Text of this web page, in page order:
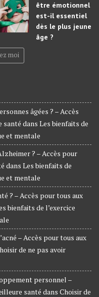
être émotionnel
est-il essentiel
dès le plus jeune
âge ?
moi
âgées ? – Accès
santé dans Les bienfaits de
et mentale
? – Accès pour
dans Les bienfaits de
et mentale
? – Accès pour tous aux
bienfaits de l’exercice
– Accès pour tous aux
de ne pas avoir
personnel –
santé dans Choisir de